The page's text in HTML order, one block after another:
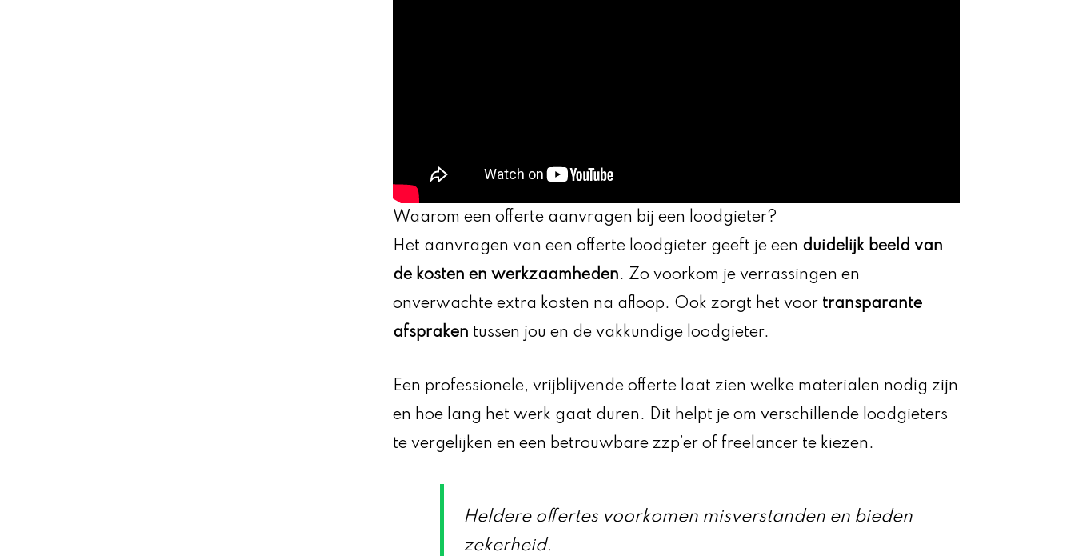
Waarom een offerte aanvragen bij een loodgieter?
Het aanvragen van een offerte loodgieter geeft je een duidelijk beeld van
de kosten en werkzaamheden. Zo voorkom je verrassingen en
onverwachte extra kosten na afloop. Ook zorgt het voor transparante
afspraken tussen jou en de vakkundige loodgieter.
Een professionele, vrijblijvende offerte laat zien welke materialen nodig zijn
en hoe lang het werk gaat duren. Dit helpt je om verschillende loodgieters
te vergelijken en een betrouwbare zzp’er of freelancer te kiezen.
Heldere offertes voorkomen misverstanden en bieden
zekerheid.